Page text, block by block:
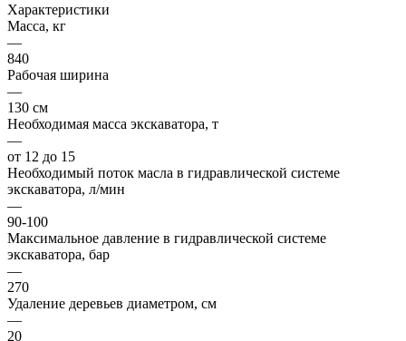
Характеристики
Масса, кг
—
840
Рабочая ширина
—
130 см
Необходимая масса экскаватора, т
—
от 12 до 15
Необходимый поток масла в гидравлической системе
экскаватора, л/мин
—
90-100
Максимальное давление в гидравлической системе
экскаватора, бар
—
270
Удаление деревьев диаметром, см
—
20